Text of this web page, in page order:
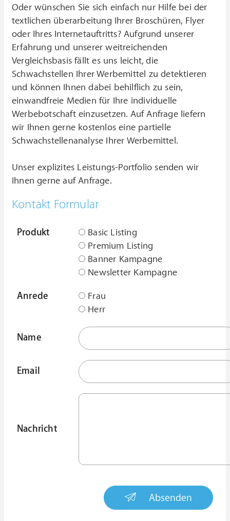
Oder wünschen Sie sich einfach nur Hilfe bei der
textlichen überarbeitung Ihrer Broschüren, Flyer
oder Ihres Internetauftritts? Aufgrund unserer
Erfahrung und unserer weitreichenden
Vergleichsbasis fällt es uns leicht, die
Schwachstellen Ihrer Werbemittel zu detektieren
und können Ihnen dabei behilflich zu sein,
einwandfreie Medien für Ihre individuelle
Werbebotschaft einzusetzen. Auf Anfrage liefern
wir Ihnen gerne kostenlos eine partielle
Schwachstellenanalyse Ihrer Werbemittel.
Unser explizites Leistungs-Portfolio senden wir
Ihnen gerne auf Anfrage.
Kontakt Formular
Produkt
Basic Listing
Premium Listing
Banner Kampagne
Newsletter Kampagne
Anrede
Frau
Herr
Name
Email
Nachricht
Absenden